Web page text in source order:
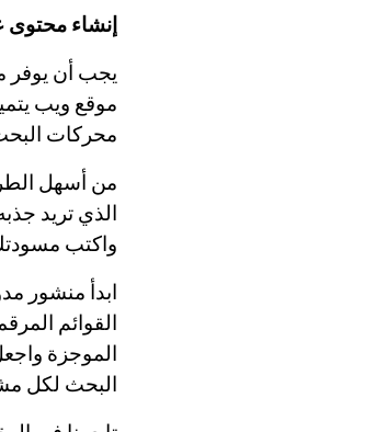
إنشاء محتوى
يجب أن يوفر
موقع ويب
محركات
من أسهل
الذي تريد
واكتب
ابدأ منشور
القوائم
الموجزة
البحث لكل